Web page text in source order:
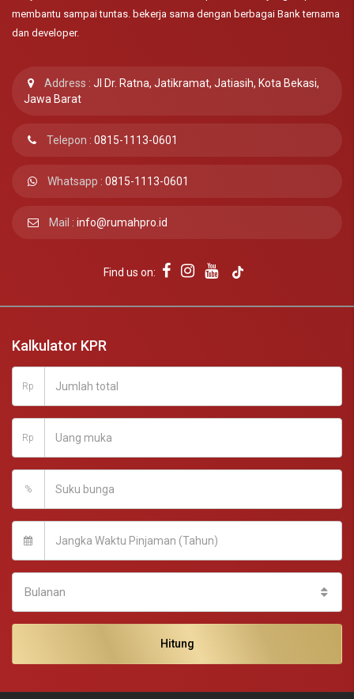
membantu sampai tuntas. bekerja sama dengan berbagai Bank ternama
dan developer.
Address : Jl Dr. Ratna, Jatikramat, Jatiasih, Kota Bekasi,
Jawa Barat
Telepon : 0815-1113-0601
Whatsapp : 0815-1113-0601
Mail : info@rumahpro.id
Find us on:
Kalkulator KPR
Rp
Rp
%
Bulanan
Hitung